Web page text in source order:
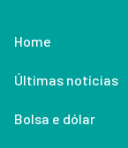
Home
Últimas notícias
Bolsa e dólar